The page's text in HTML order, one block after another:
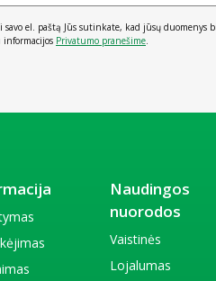
savo el. paštą Jūs sutinkate, kad jūsų duomenys
informacijos Privatumo pranešime
Naudingos
nuorodos
Vaistinės
Lojalumas